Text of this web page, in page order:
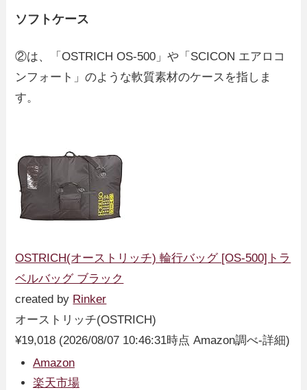
ソフトケース
②は、「OSTRICH OS-500」や「SCICON エアロコ
ンフォート」のような軟質素材のケースを指しま
す。
OSTRICH(オーストリッチ) 輪行バッグ [OS-500]トラ
ベルバッグ ブラック
created by Rinker
オーストリッチ(OSTRICH)
¥19,018 (2026/08/07 10:46:31時点 Amazon調べ-詳細)
Amazon
楽天市場